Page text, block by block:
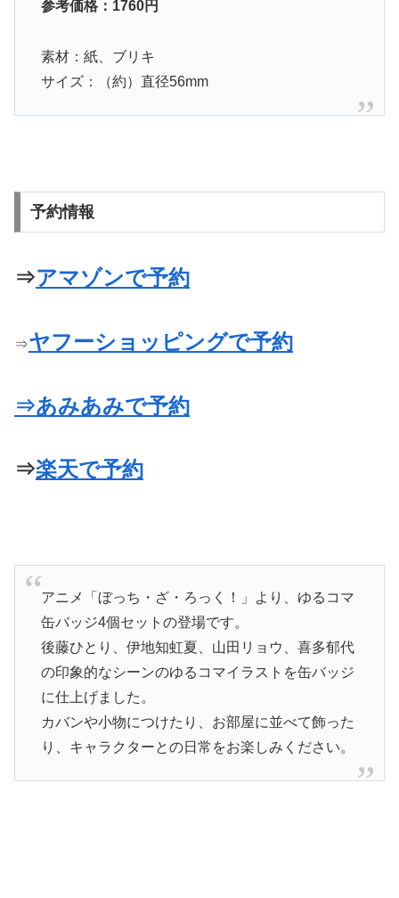
参考価格：1760円
素材：紙、ブリキ
サイズ：（約）直径56mm
予約情報
⇒アマゾンで予約
⇒ヤフーショッピングで予約
⇒あみあみで予約
⇒楽天で予約
アニメ「ぼっち・ざ・ろっく！」より、ゆるコマ
缶バッジ4個セットの登場です。
後藤ひとり、伊地知虹夏、山田リョウ、喜多郁代
の印象的なシーンのゆるコマイラストを缶バッジ
に仕上げました。
カバンや小物につけたり、お部屋に並べて飾った
り、キャラクターとの日常をお楽しみください。